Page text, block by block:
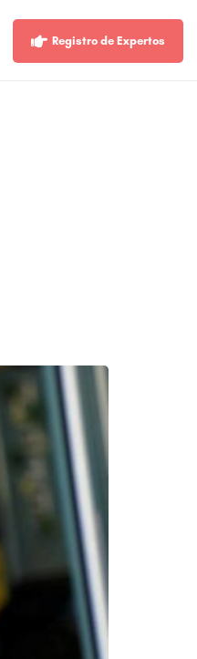
Registro de Expertos